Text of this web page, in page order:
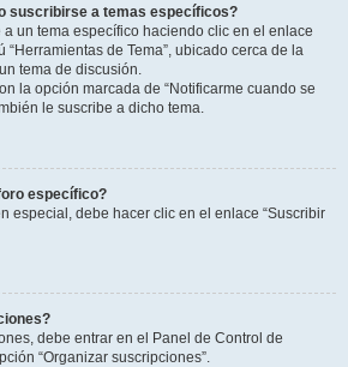
suscribirse a temas específicos?
un tema específico haciendo clic en el enlace
de Tema”, ubicado cerca de la
tema de discusión.
la opción marcada de “Notificarme cuando se
le suscribe a dicho tema.
específico?
especial, debe hacer clic en el enlace “Suscribir
debe entrar en el Panel de Control de
“Organizar suscripciones”.